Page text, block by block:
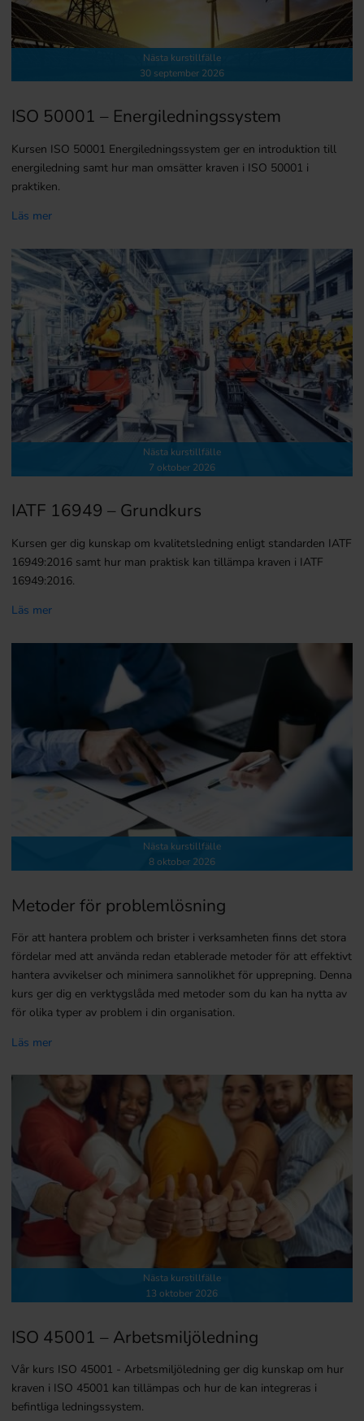
Nästa kurstillfälle
30 september 2026
ISO 50001 – Energiledningssystem
Kursen ISO 50001 Energiledningssystem ger en introduktion till
energiledning samt hur man omsätter kraven i ISO 50001 i
praktiken.
Läs mer
Nästa kurstillfälle
7 oktober 2026
IATF 16949 – Grundkurs
Kursen ger dig kunskap om kvalitetsledning enligt standarden IATF
16949:2016 samt hur man praktisk kan tillämpa kraven i IATF
16949:2016.
Läs mer
Nästa kurstillfälle
8 oktober 2026
Metoder för problemlösning
För att hantera problem och brister i verksamheten finns det stora
fördelar med att använda redan etablerade metoder för att effektivt
hantera avvikelser och minimera sannolikhet för upprepning. Denna
kurs ger dig en verktygslåda med metoder som du kan ha nytta av
för olika typer av problem i din organisation.
Läs mer
Nästa kurstillfälle
13 oktober 2026
ISO 45001 – Arbetsmiljöledning
Vår kurs ISO 45001 - Arbetsmiljöledning ger dig kunskap om hur
kraven i ISO 45001 kan tillämpas och hur de kan integreras i
befintliga ledningssystem.